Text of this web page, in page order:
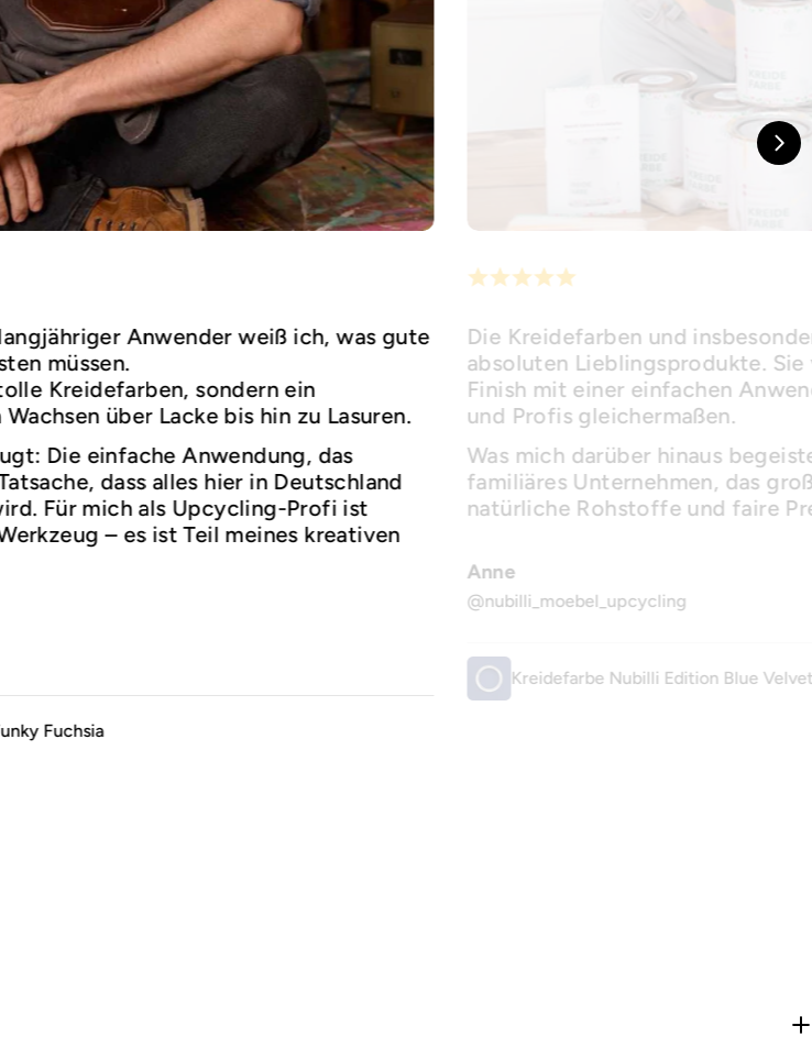
Anwender weiß ich, was gute
müssen.
Kreidefarben, sondern ein
über Lacke bis hin zu Lasuren.
Die einfache Anwendung, das
dass alles hier in Deutschland
Für mich als Upcycling-Profi ist
– es ist Teil meines kreativen
Fuchsia
Die Kreidefarben und
absoluten Lieblingsprodukte.
Finish mit einer einfachen
und Profis gleichermaßen.
Was mich darüber hinaus
familiäres Unternehmen, das
natürliche Rohstoffe und faire
Anne
@nubilli_moebel_upcycling
Kreidefarbe Nubilli Edition Blue